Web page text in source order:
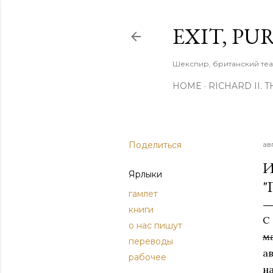
EXIT,
Шекспир, британский
HOME RICHARD II.
Поделиться
Ярлыки
гамлет
книги
о нас пишут
переводы
рабочее
С